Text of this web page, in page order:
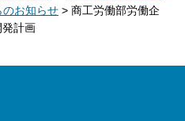
のお知らせ > 商工労働部労働企
計画